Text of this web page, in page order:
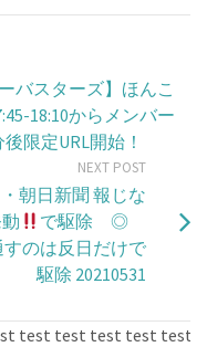
バスターズ】ほんこ
18:10からメンバー
限定URL開始！
NEXT POST
朝日新聞 報じな
で駆除 ◎
のは反日だけで
駆除 20210531
test test test test